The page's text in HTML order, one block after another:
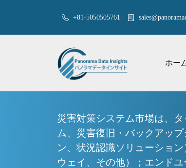
+81-5050505761
ホー
災害対策システム市場は、
ム、災害復旧・バックアッ
ン、状況認識ソリューショ
ウェイ、その他）；エンド